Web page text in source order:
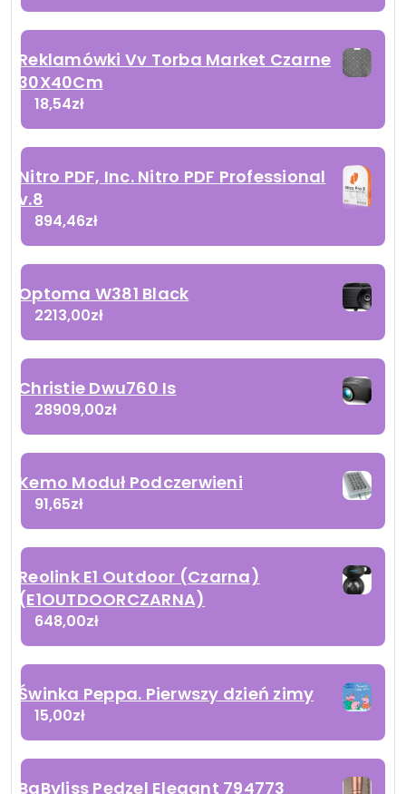
Reklamówki Vv Torba Market Czarne
30X40Cm
18,54zł
Nitro PDF, Inc. Nitro PDF Professional
v.8
894,46zł
Optoma W381 Black
2213,00zł
Christie Dwu760 Is
28909,00zł
Kemo Moduł Podczerwieni
91,65zł
Reolink E1 Outdoor (Czarna)
(E1OUTDOORCZARNA)
648,00zł
Świnka Peppa. Pierwszy dzień zimy
15,00zł
BaByliss Pędzel Elegant 794773